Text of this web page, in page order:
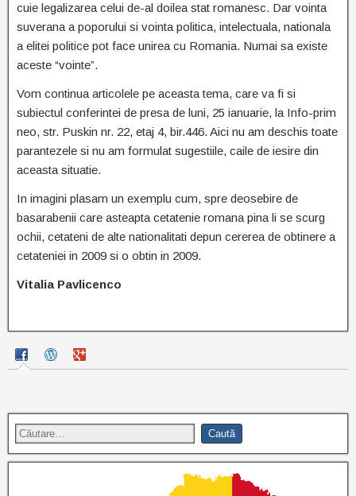
cuie legalizarea celui de-al doilea stat romanesc. Dar vointa
suverana a poporului si vointa politica, intelectuala, nationala
a elitei politice pot face unirea cu Romania. Numai sa existe
aceste “vointe”.
Vom continua articolele pe aceasta tema, care va fi si
subiectul conferintei de presa de luni, 25 ianuarie, la Info-prim
neo, str. Puskin nr. 22, etaj 4, bir.446. Aici nu am deschis toate
parantezele si nu am formulat sugestiile, caile de iesire din
aceasta situatie.
In imagini plasam un exemplu cum, spre deosebire de
basarabenii care asteapta cetatenie romana pina li se scurg
ochii, cetateni de alte nationalitati depun cererea de obtinere a
cetateniei in 2009 si o obtin in 2009.
Vitalia Pavlicenco